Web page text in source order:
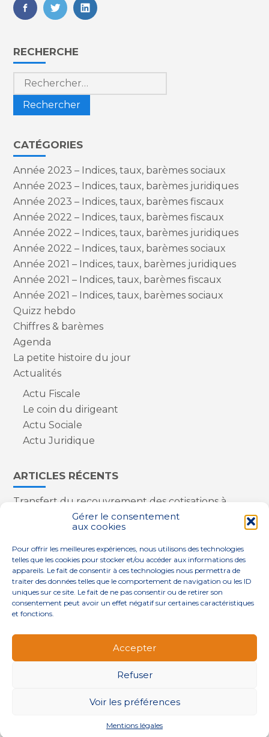
Gérer le consentement
aux cookies
Pour offrir les meilleures expériences, nous utilisons des technologies
telles que les cookies pour stocker et/ou accéder aux informations des
appareils. Le fait de consentir à ces technologies nous permettra de
traiter des données telles que le comportement de navigation ou les ID
uniques sur ce site. Le fait de ne pas consentir ou de retirer son
consentement peut avoir un effet négatif sur certaines caractéristiques
et fonctions.
Accepter
Refuser
Voir les préférences
Mentions légales
FaceBook
TwitterLinkedIn
Blog
sidebar
RECHERCHE
Rechercher :
CATÉGORIES
Année 2023 – Indices, taux, barèmes sociaux
Année 2023 – Indices, taux, barèmes juridiques
Année 2023 – Indices, taux, barèmes fiscaux
Année 2022 – Indices, taux, barèmes fiscaux
Année 2022 – Indices, taux, barèmes juridiques
Année 2022 – Indices, taux, barèmes sociaux
Année 2021 – Indices, taux, barèmes juridiques
Année 2021 – Indices, taux, barèmes fiscaux
Année 2021 – Indices, taux, barèmes sociaux
Quizz hebdo
Chiffres & barèmes
Agenda
La petite histoire du jour
Actualités
Actu Fiscale
Le coin du dirigeant
Actu Sociale
Actu Juridique
ARTICLES RÉCENTS
Transfert du recouvrement des cotisations à
l’Urssaf : des nouveautés
Appareils reconditionnés : annulation de la
Contrôle de la qualité de l’air dans les ERP
Industriels : le point sur les dernières évolutions
réglementaires
Footer QUI SOMMES-NOUS ?
NOS SOLUTIONS
ACTUALITÉS CONTACT
MENTIONS LÉGALES
CONCEPTION ET RÉALISATION CLASSE 7